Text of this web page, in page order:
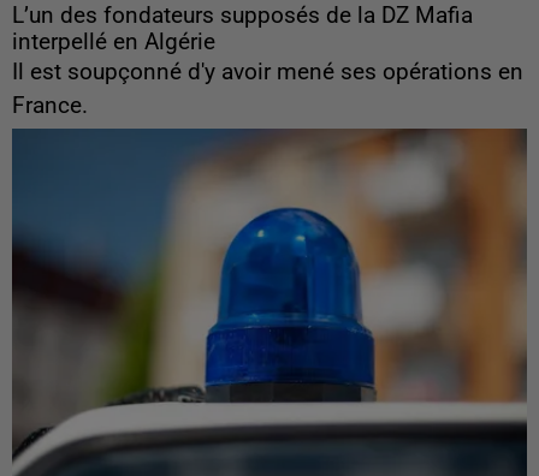
L’un des fondateurs supposés de la DZ Mafia
interpellé en Algérie
Il est soupçonné d'y avoir mené ses opérations en
France.